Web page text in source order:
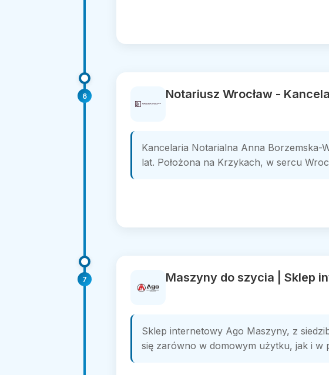
6 Notariusz Wrocław -
Kancelaria Notarialna Anna Borzemska-
lat. Położona na Krzykach, w sercu
7 Maszyny do szycia | Sklep
Sklep internetowy Ago Maszyny, z
się zarówno w domowym użytku, jak i w